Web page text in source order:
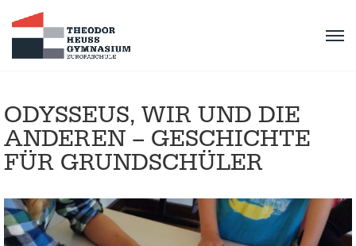
ODYSSEUS, WIR UND DIE
ANDEREN – GESCHICHTE
FÜR GRUNDSCHÜLER